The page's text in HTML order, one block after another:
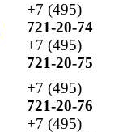
+7 (495)
721-20-74
+7 (495)
721-20-75
+7 (495)
721-20-76
+7 (495)